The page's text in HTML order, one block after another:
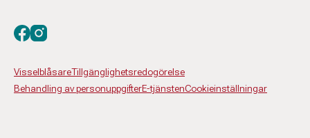
VisselblåsareTillgänglighetsredogörelse
Behandling av personuppgifterE-tjänstenCookieinställningar
Besök oss på facebook
Besök oss på instagram